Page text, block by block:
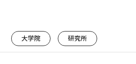
大学院 研究所